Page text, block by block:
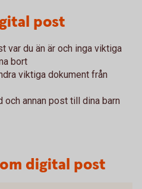
post
var du än är och inga viktiga
bort
viktiga dokument från
annan post till dina barn
digital post